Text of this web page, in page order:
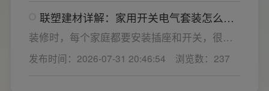
关键。如果装修时开关、插座的数量设置不
够，或者开关、插座的位置设置不合理，会给
隐患。 所以装修前一定要精心规划开关、插座
联塑建材详解：家用开关电气套装怎么
选，开关插座怎么安装更安全
装修时，每个家庭都要安装插座和开关，很多
业主在挑选家用开关电气套装之后，并不清楚
插座、开关合理的离地高度以及规范的安装方
发布时间：2026-07-31 20:46:54 浏览数：237